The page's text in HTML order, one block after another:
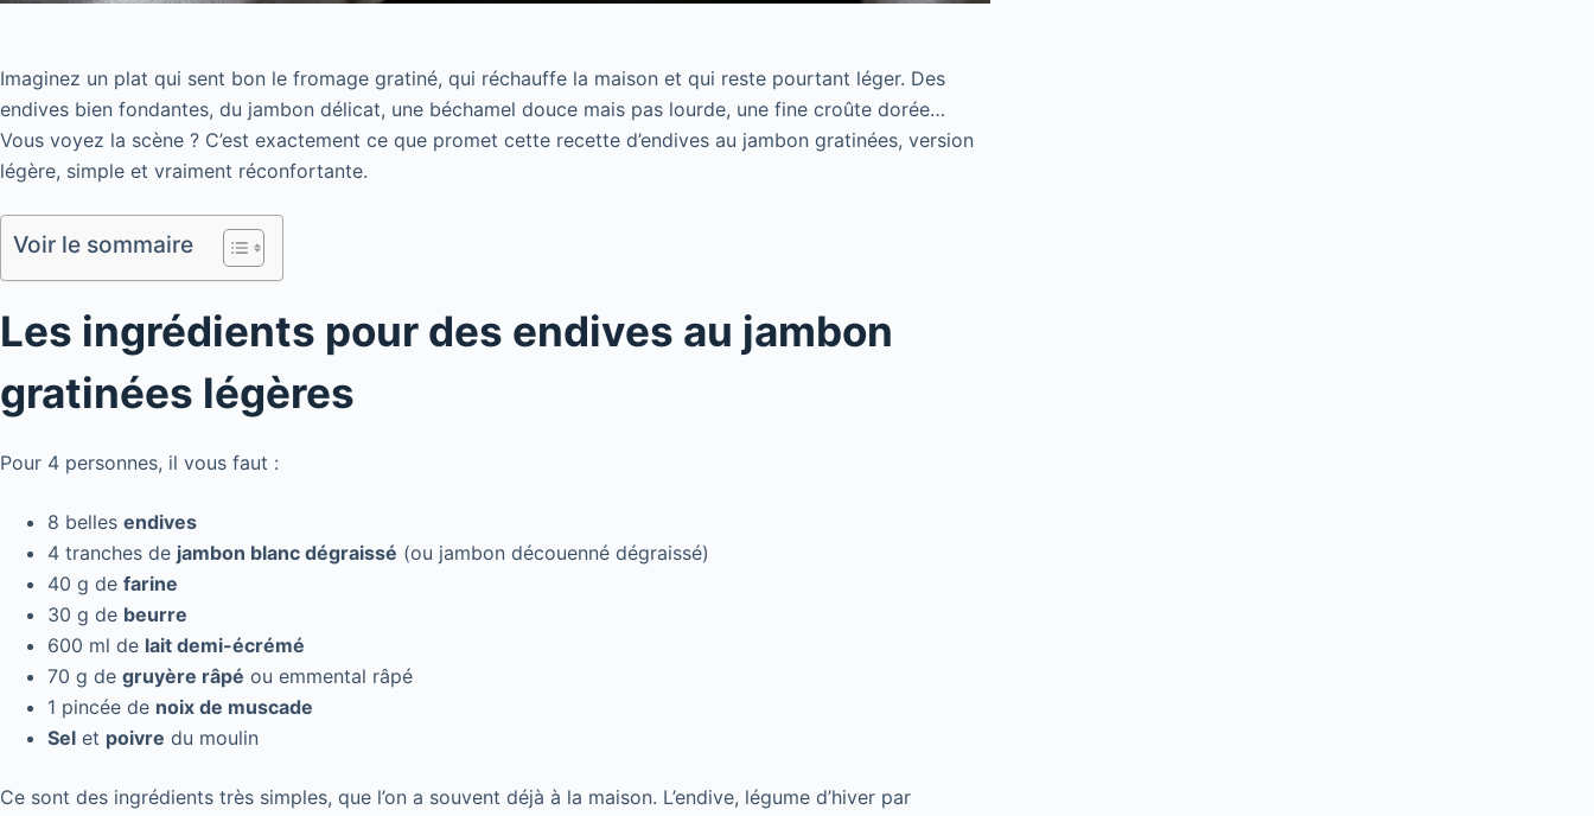
Imaginez un plat qui sent bon le fromage gratiné, qui réchauffe la maison et qui reste pourtant léger. Des
endives bien fondantes, du jambon délicat, une béchamel douce mais pas lourde, une fine croûte dorée…
Vous voyez la scène ? C’est exactement ce que promet cette recette d’endives au jambon gratinées, version
légère, simple et vraiment réconfortante.
Voir le sommaire
Les ingrédients pour des endives au jambon
gratinées légères
Pour 4 personnes, il vous faut :
8 belles endives
4 tranches de jambon blanc dégraissé (ou jambon découenné dégraissé)
40 g de farine
30 g de beurre
600 ml de lait demi-écrémé
70 g de gruyère râpé ou emmental râpé
1 pincée de noix de muscade
Sel et poivre du moulin
Ce sont des ingrédients très simples, que l’on a souvent déjà à la maison. L’endive, légume d’hiver par